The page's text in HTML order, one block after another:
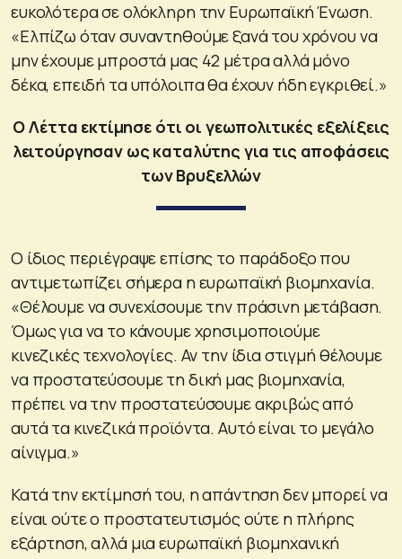
ευκολότερα σε ολόκληρη την Ευρωπαϊκή Ένωση.
«Ελπίζω όταν συναντηθούμε ξανά του χρόνου να
μην έχουμε μπροστά μας 42 μέτρα αλλά μόνο
δέκα, επειδή τα υπόλοιπα θα έχουν ήδη εγκριθεί.»
Ο Λέττα εκτίμησε ότι οι γεωπολιτικές εξελίξεις
λειτούργησαν ως καταλύτης για τις αποφάσεις
των Βρυξελλών
Ο ίδιος περιέγραψε επίσης το παράδοξο που
αντιμετωπίζει σήμερα η ευρωπαϊκή βιομηχανία.
«Θέλουμε να συνεχίσουμε την πράσινη μετάβαση.
Όμως για να το κάνουμε χρησιμοποιούμε
κινεζικές τεχνολογίες. Αν την ίδια στιγμή θέλουμε
να προστατεύσουμε τη δική μας βιομηχανία,
πρέπει να την προστατεύσουμε ακριβώς από
αυτά τα κινεζικά προϊόντα. Αυτό είναι το μεγάλο
αίνιγμα.»
Κατά την εκτίμησή του, η απάντηση δεν μπορεί να
είναι ούτε ο προστατευτισμός ούτε η πλήρης
εξάρτηση, αλλά μια ευρωπαϊκή βιομηχανική